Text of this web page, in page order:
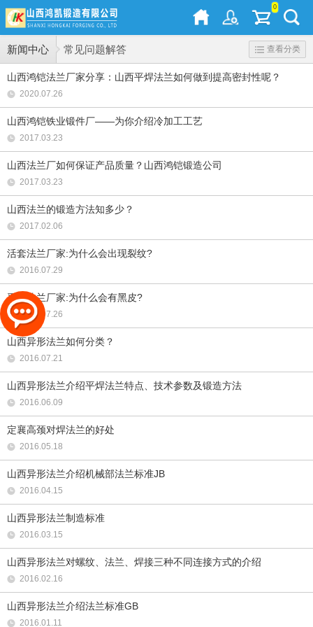
0
新闻中心 常见问题解答 查看分类
山西鸿铠法兰厂家分享：山西平焊法兰如何做到提高密封性呢？
2020.07.26
山西鸿铠铁业锻件厂——为你介绍冷加工工艺
2017.03.23
山西法兰厂如何保证产品质量？山西鸿铠锻造公司
2017.03.23
山西法兰的锻造方法知多少？
2017.02.06
活套法兰厂家:为什么会出现裂纹?
2016.07.29
平焊法兰厂家:为什么会有黑皮?
2016.07.26
山西异形法兰如何分类？
2016.07.21
山西异形法兰介绍平焊法兰特点、技术参数及锻造方法
2016.06.09
定襄高颈对焊法兰的好处
2016.05.18
山西异形法兰介绍机械部法兰标准JB
2016.04.15
山西异形法兰制造标准
2016.03.15
山西异形法兰对螺纹、法兰、焊接三种不同连接方式的介绍
2016.02.16
山西异形法兰介绍法兰标准GB
2016.01.11